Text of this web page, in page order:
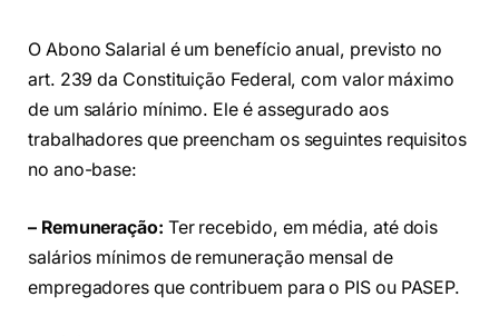
O Abono Salarial é um benefício anual, previsto no
art. 239 da Constituição Federal, com valor máximo
de um salário mínimo. Ele é assegurado aos
trabalhadores que preencham os seguintes requisitos
no ano-base:
– Remuneração: Ter recebido, em média, até dois
salários mínimos de remuneração mensal de
empregadores que contribuem para o PIS ou PASEP.